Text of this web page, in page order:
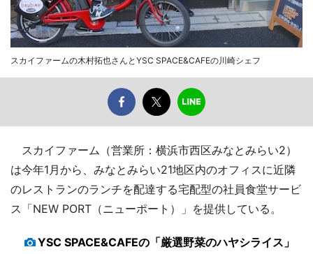
スカイファームの木村拓也さんとYSC SPACE&CAFEの川崎シェフ
スカイファーム（営業所：横浜市西区みなとみらい2）
は今年1月から、みなとみらい21地区内のオフィスに近隣
のレストランのランチを配達する宅配型の社員食堂サービ
ス「NEW PORT（ニューポート）」を提供している。
YSC SPACE&CAFEの「厳選野菜のハヤシライス」